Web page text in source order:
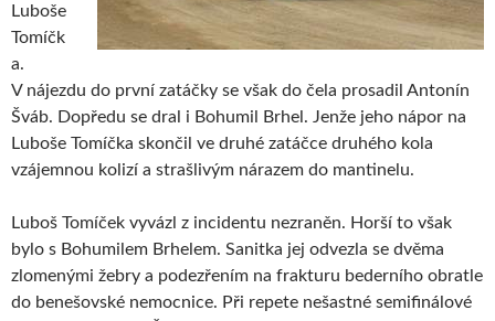
Luboše
Tomíčk
a.
V nájezdu do první zatáčky se však do čela prosadil Antonín
Šváb. Dopředu se dral i Bohumil Brhel. Jenže jeho nápor na
Luboše Tomíčka skončil ve druhé zatáčce druhého kola
vzájemnou kolizí a strašlivým nárazem do mantinelu.
Luboš Tomíček vyvázl z incidentu nezraněn. Horší to však
bylo s Bohumilem Brhelem. Sanitka jej odvezla se dvěma
zlomenými žebry a podezřením na frakturu bederního obratle
do benešovské nemocnice. Při repete nešastné semifinálové